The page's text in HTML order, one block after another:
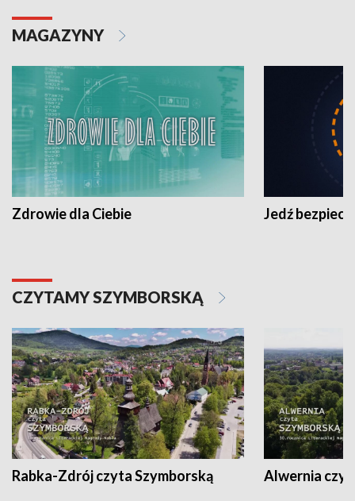
MAGAZYNY
Zdrowie dla Ciebie Jedź
CZYTAMY SZYMBORSKĄ
Rabka-Zdrój czyta Szymborską Alwernia